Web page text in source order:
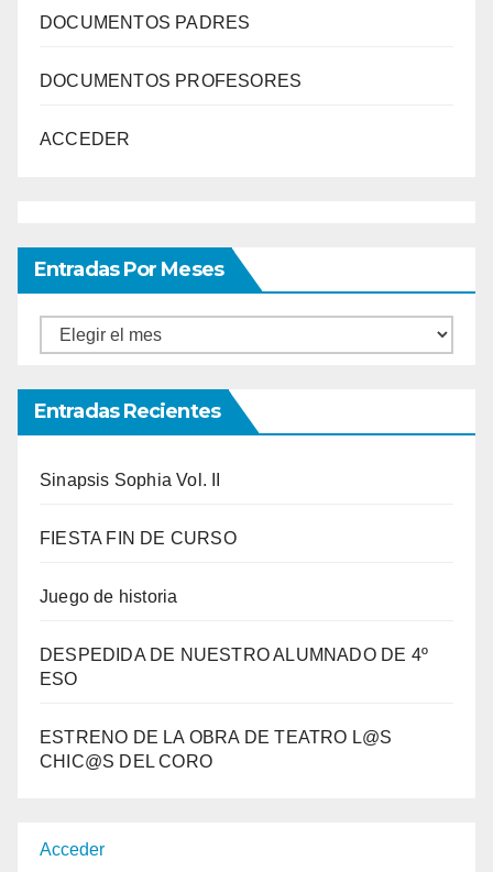
DOCUMENTOS PADRES
DOCUMENTOS PROFESORES
ACCEDER
Entradas Por Meses
Entradas
Entradas Recientes
Sinapsis Sophia Vol. II
FIESTA FIN DE CURSO
Juego de historia
DESPEDIDA DE NUESTRO ALUMNADO DE 4º
ESO
ESTRENO DE LA OBRA DE TEATRO L@S
CHIC@S DEL CORO
Acceder